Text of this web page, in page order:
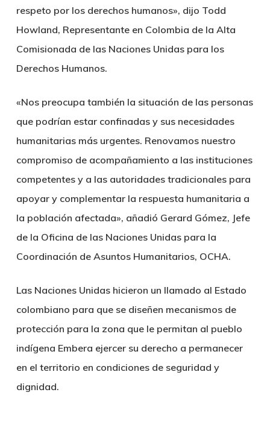
respeto por los derechos humanos», dijo Todd
Howland, Representante en Colombia de la Alta
Comisionada de las Naciones Unidas para los
Derechos Humanos.
«Nos preocupa también la situación de las personas
que podrían estar confinadas y sus necesidades
humanitarias más urgentes. Renovamos nuestro
compromiso de acompañamiento a las instituciones
competentes y a las autoridades tradicionales para
apoyar y complementar la respuesta humanitaria a
la población afectada», añadió Gerard Gómez, Jefe
de la Oficina de las Naciones Unidas para la
Coordinación de Asuntos Humanitarios, OCHA.
Las Naciones Unidas hicieron un llamado al Estado
colombiano para que se diseñen mecanismos de
protección para la zona que le permitan al pueblo
indígena Embera ejercer su derecho a permanecer
en el territorio en condiciones de seguridad y
dignidad.